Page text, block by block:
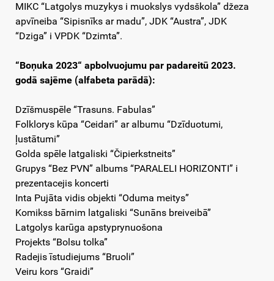
MIKC “Latgolys muzykys i muokslys vydsškola” džeza
apvīneiba “Sipisnīks ar madu”, JDK “Austra”, JDK
“Dziga” i VPDK “Dzimta”.
“Boņuka 2023“ apbolvuojumu par padareitū 2023.
godā sajēme (alfabeta parādā):
Dzīšmuspēle “Trasuns. Fabulas”
Folklorys kūpa “Ceidari” ar albumu “Dzīduotumi,
ļustātumi”
Golda spēle latgaliski “Čipierkstneits”
Grupys “Bez PVN” albums “PARALELI HORIZONTI” i
prezentacejis koncerti
Inta Pujāta vidis objekti “Oduma meitys”
Komikss bārnim latgaliski “Sunāns breiveibā”
Latgolys karūga apstyprynuošona
Projekts “Bolsu tolka”
Radejis īstudiejums “Bruoli”
Veiru kors “Graidi”